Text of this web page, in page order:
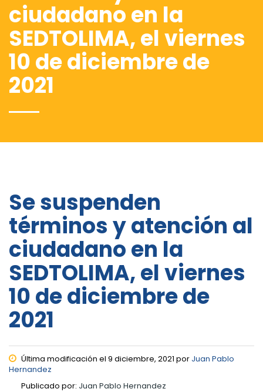
ciudadano en la
SEDTOLIMA, el viernes
10 de diciembre de
2021
Se suspenden
términos y atención al
ciudadano en la
SEDTOLIMA, el viernes
10 de diciembre de
2021
Última modificación el 9 diciembre, 2021 por Juan Pablo
Hernandez
Publicado por: Juan Pablo Hernandez